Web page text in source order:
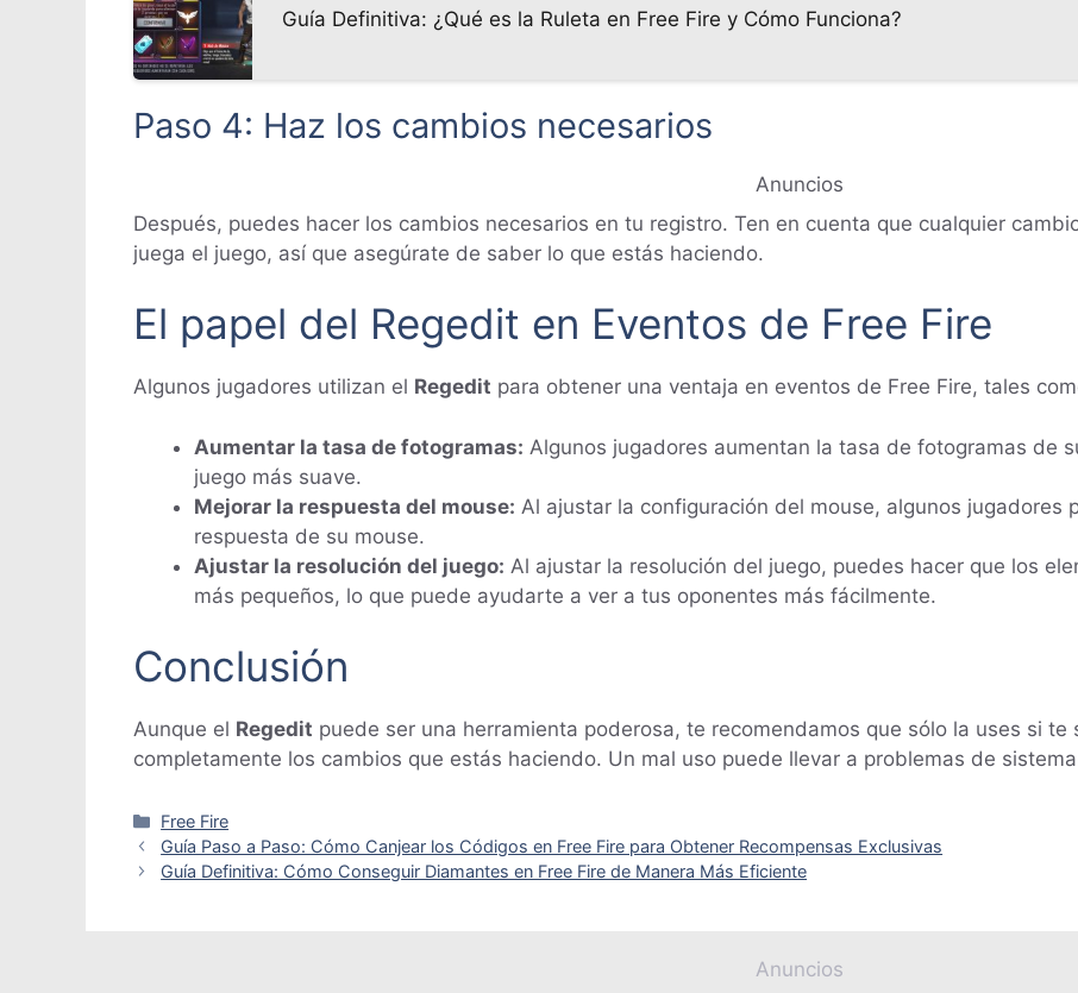
Guía Definitiva: ¿Qué es la Ruleta en Free Fire y Cómo Funciona?
Paso 4: Haz los cambios necesarios
Anuncios
Después, puedes hacer los cambios necesarios en tu registro. Ten en cuenta que cualquier
juega el juego, así que asegúrate de saber lo que estás haciendo.
El papel del Regedit en Eventos de Free Fire
Algunos jugadores utilizan el Regedit para obtener una ventaja en eventos de Free Fire, tales
Aumentar la tasa de fotogramas: Algunos jugadores aumentan la tasa de fotogramas de
juego más suave.
Mejorar la respuesta del mouse: Al ajustar la configuración del mouse, algunos jugadores
respuesta de su mouse.
Ajustar la resolución del juego: Al ajustar la resolución del juego, puedes hacer que los
más pequeños, lo que puede ayudarte a ver a tus oponentes más fácilmente.
Conclusión
Aunque el Regedit puede ser una herramienta poderosa, te recomendamos que sólo la uses si
completamente los cambios que estás haciendo. Un mal uso puede llevar a problemas de
Categorías
Free Fire
Guía Paso a Paso: Cómo Canjear los Códigos en Free Fire para Obtener Recompensas Exclusivas
Guía Definitiva: Cómo Conseguir Diamantes en Free Fire de Manera Más Eficiente
Anuncios